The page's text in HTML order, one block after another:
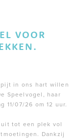
VOOR
in ons hart willen
Speelvogel, haar
11/07/26 om 12 uur.
tot een plek vol
Dankzij